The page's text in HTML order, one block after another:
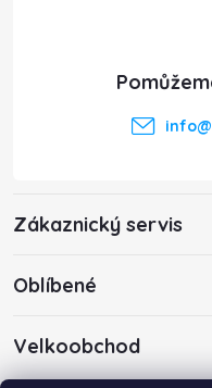
Zákaznický servis
Oblíbené
Velkoobchod
info@